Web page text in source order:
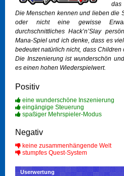
das
Die Menschen kennen und lieben die
oder nicht eine gewisse
durchschnittliches Hack’n’Slay
Mana-Spiel und ich denke, dass es
bedeutet natürlich nicht, dass
Die Inszenierung ist wunderschön
es einen hohen Wiederspielwert.
Positiv
eine wunderschöne Inszenierung
eingängige Steuerung
spaßiger Mehrspieler-Modus
Negativ
keine zusammenhängende Welt
stumpfes Quest-System
Userwertung